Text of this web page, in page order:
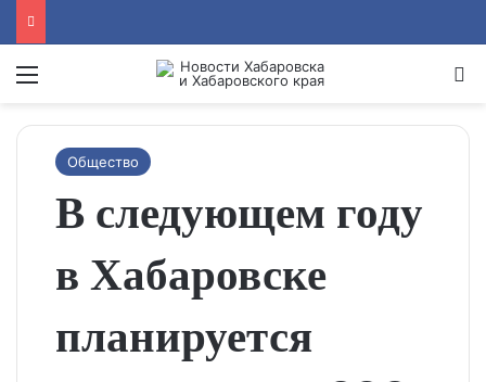
Menu
Общество
В следующем году
в Хабаровске
планируется